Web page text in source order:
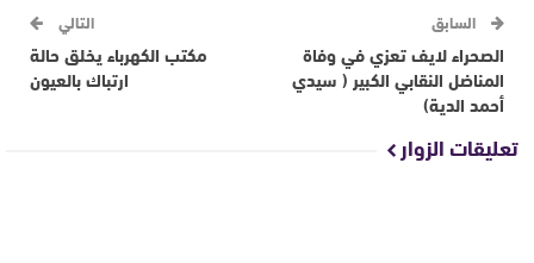
السابق
الصحراء لايف تعزي في وفاة
المناضل النقابي الكبير ( سيدي
أحمد الدية)
التالي
مكتب الكهرباء يخلق حالة
ارتباك بالعيون
تعليقات الزوار